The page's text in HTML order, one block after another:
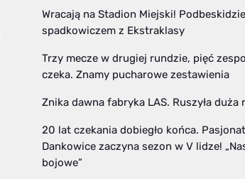
Wracają na Stadion Miejski!
spadkowiczem z Ekstraklasy
Trzy mecze w drugiej rundzie, pięć
czeka. Znamy pucharowe zestawienia
Znika dawna fabryka LAS. Ruszyła duża
20 lat czekania dobiegło końca. Pasjonat
Dankowice zaczyna sezon w V lidze!
bojowe”